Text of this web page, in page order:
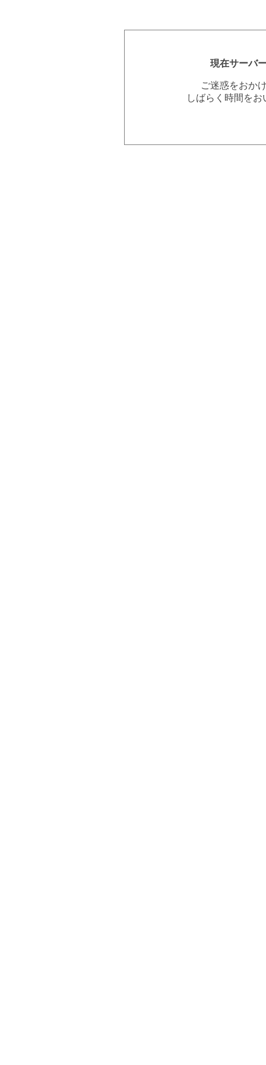
現在サーバ
ご迷惑をおか
しばらく時間を